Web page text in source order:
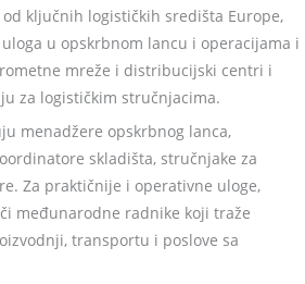
ključnih logističkih središta Europe,
u opskrbnom lancu i operacijama i
mreže i distribucijski centri i
za logističkim stručnjacima.
menadžere opskrbnog lanca,
skladišta, stručnjake za
Za praktičnije i operativne uloge,
međunarodne radnike koji traže
transportu i poslove sa